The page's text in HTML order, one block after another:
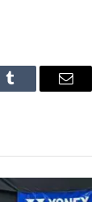
Tumblr Email